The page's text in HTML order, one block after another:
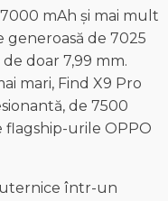
mAh și mai mult
generoasă de 7025
doar 7,99 mm.
mari, Find X9 Pro
de 7500
flagship-urile OPPO
într-un